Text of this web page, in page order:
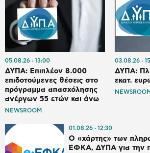
05.08.26 13:00
ΔΥΠΑ: Επιπλέον 8.000
επιδοτούμενες θέσεις στο
πρόγραμμα απασχόλησης
ανέργων 55 ετών και άνω
NEWSROOM
03.08.26
ΔΥΠΑ:
εκατ.
NEWSROOM
01.08.26 12:30
Ο «χάρτης» των
ΕΦΚΑ, ΔΥΠΑ για την